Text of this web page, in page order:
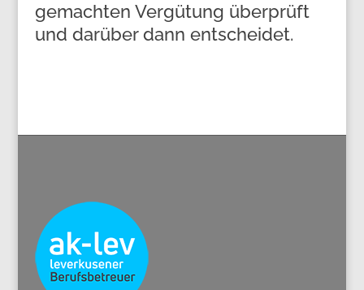
gemachten Vergütung überprüft
und darüber dann entscheidet.